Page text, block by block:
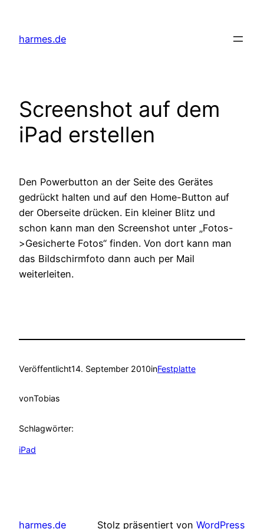
springen
harmes.de
Screenshot auf dem
iPad erstellen
Den Powerbutton an der Seite des Gerätes
gedrückt halten und auf den Home-Button auf
der Oberseite drücken. Ein kleiner Blitz und
schon kann man den Screenshot unter „Fotos-
>Gesicherte Fotos“ finden. Von dort kann man
das Bildschirmfoto dann auch per Mail
weiterleiten.
Veröffentlicht14. September 2010inFestplatte
vonTobias
Schlagwörter:
iPad
harmes.de Stolz präsentiert von WordPress